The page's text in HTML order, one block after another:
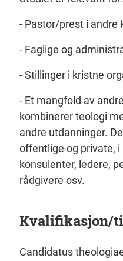
- Pastor/prest i andre
- Faglige og
- Stillinger i kristne
- Et mangfold av
kombinerer teologi
andre utdanninger.
offentlige og private,
konsulenter, ledere,
rådgivere osv.
Kvalifikasjon/
Candidatus